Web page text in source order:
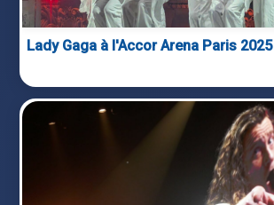
Lady Gaga à l'Accor Arena Paris 2025